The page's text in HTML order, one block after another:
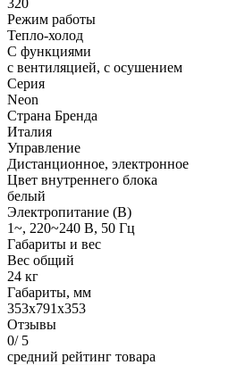
Режим работы
Тепло-холод
С функциями
с вентиляцией, с осушением
Серия
Neon
Страна Бренда
Италия
Управление
Дистанционное, электронное
Цвет внутреннего блока
белый
Электропитание (В)
1~, 220~240 В, 50 Гц
Габариты и вес
Вес общий
24 кг
Габариты, мм
353x791x353
Отзывы
0/ 5
средний рейтинг товара